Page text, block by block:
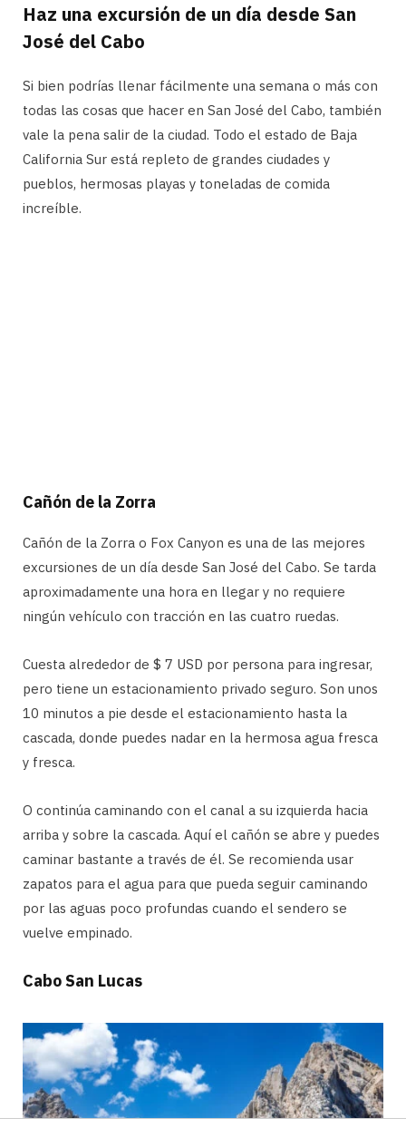
Haz una excursión de un día desde San
José del Cabo
Si bien podrías llenar fácilmente una semana o más con
todas las cosas que hacer en San José del Cabo, también
vale la pena salir de la ciudad. Todo el estado de Baja
California Sur está repleto de grandes ciudades y
pueblos, hermosas playas y toneladas de comida
increíble.
Cañón de la Zorra
Cañón de la Zorra o Fox Canyon es una de las mejores
excursiones de un día desde San José del Cabo. Se tarda
aproximadamente una hora en llegar y no requiere
ningún vehículo con tracción en las cuatro ruedas.
Cuesta alrededor de $ 7 USD por persona para ingresar,
pero tiene un estacionamiento privado seguro. Son unos
10 minutos a pie desde el estacionamiento hasta la
cascada, donde puedes nadar en la hermosa agua fresca
y fresca.
O continúa caminando con el canal a su izquierda hacia
arriba y sobre la cascada. Aquí el cañón se abre y puedes
caminar bastante a través de él. Se recomienda usar
zapatos para el agua para que pueda seguir caminando
por las aguas poco profundas cuando el sendero se
vuelve empinado.
Cabo San Lucas